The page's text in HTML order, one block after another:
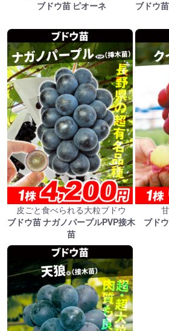
ブドウ苗 ピオーネ
ブドウ
皮ごと食べられる大粒ブドウ
ブドウ苗 ナガノパープルPVP接木
苗
ブド